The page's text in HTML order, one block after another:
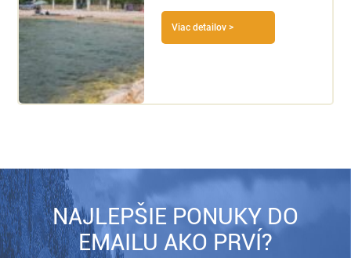
Viac detailov >
NAJLEPŠIE PONUKY DO
EMAILU AKO PRVÍ?